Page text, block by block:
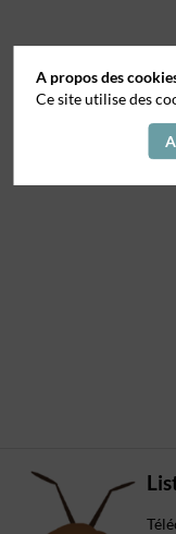
A propos des
Ce site utilise des